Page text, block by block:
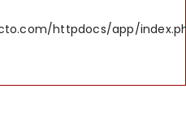
httpdocs/app/